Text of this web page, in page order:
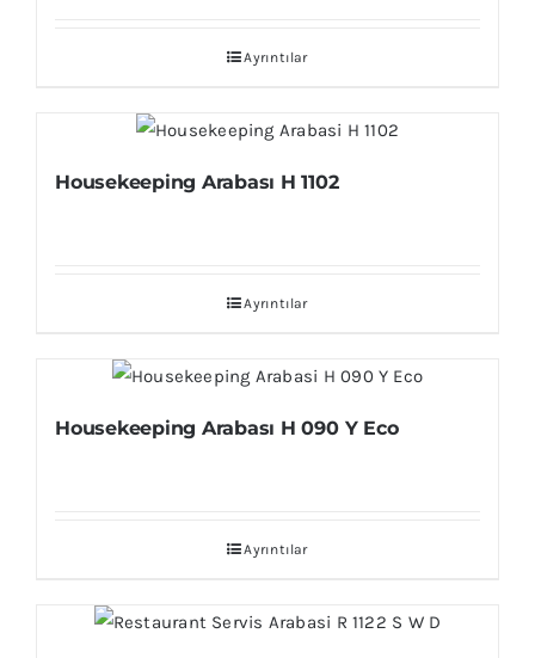
Ayrıntılar
Housekeeping Arabası H 1102
Ayrıntılar
Housekeeping Arabası H 090 Y Eco
Ayrıntılar